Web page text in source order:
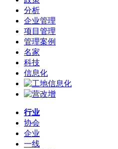
分析
企业管理
项目管理
管理案例
名家
科技
信息化
行业
协会
企业
一线